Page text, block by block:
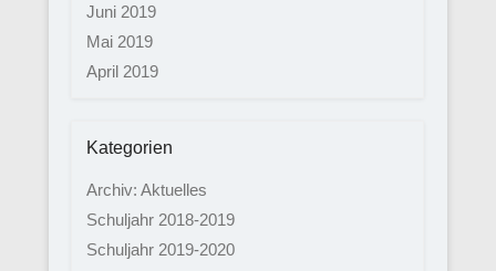
Juni 2019
Mai 2019
April 2019
Kategorien
Archiv: Aktuelles
Schuljahr 2018-2019
Schuljahr 2019-2020